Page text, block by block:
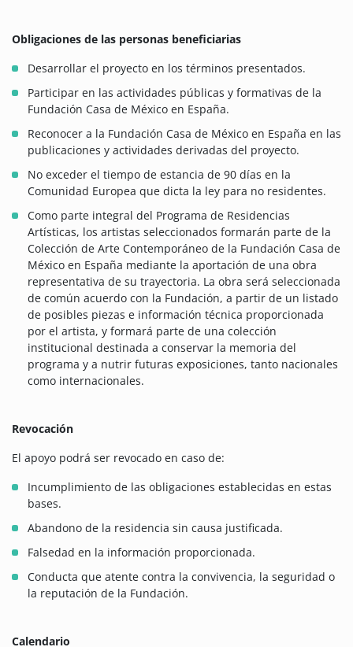
Obligaciones de las personas beneficiarias
Desarrollar el proyecto en los términos presentados.
Participar en las actividades públicas y formativas de la
Fundación Casa de México en España.
Reconocer a la Fundación Casa de México en España en las
publicaciones y actividades derivadas del proyecto.
No exceder el tiempo de estancia de 90 días en la
Comunidad Europea que dicta la ley para no residentes.
Como parte integral del Programa de Residencias
Artísticas, los artistas seleccionados formarán parte de la
Colección de Arte Contemporáneo de la Fundación Casa de
México en España mediante la aportación de una obra
representativa de su trayectoria. La obra será seleccionada
de común acuerdo con la Fundación, a partir de un listado
de posibles piezas e información técnica proporcionada
por el artista, y formará parte de una colección
institucional destinada a conservar la memoria del
programa y a nutrir futuras exposiciones, tanto nacionales
como internacionales.
Revocación
El apoyo podrá ser revocado en caso de:
Incumplimiento de las obligaciones establecidas en estas
bases.
Abandono de la residencia sin causa justificada.
Falsedad en la información proporcionada.
Conducta que atente contra la convivencia, la seguridad o
la reputación de la Fundación.
Calendario